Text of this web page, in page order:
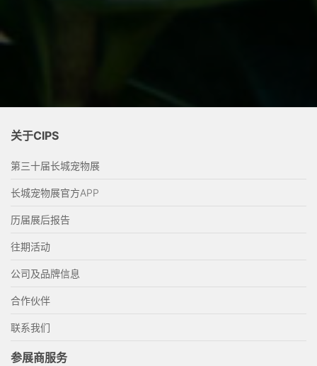
关于CIPS
第三十届长城宠物展
长城宠物展官方APP
历届展后报告
往期活动
公司及品牌信息
合作伙伴
联系我们
参展商服务